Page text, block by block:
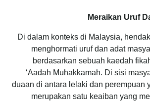
Meraikan Uruf
Di dalam konteks di Malaysia,
menghormati uruf dan adat
berdasarkan sebuah kaedah
‘Aadah Muhakkamah. Di sisi
duaan di antara lelaki dan perempuan
merupakan satu keaiban yang